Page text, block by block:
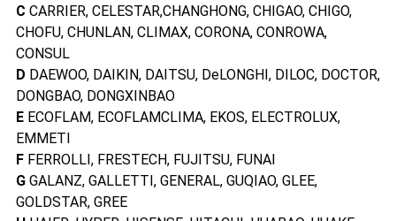
C CARRIER, CELESTAR,CHANGHONG, CHIGAO, CHIGO,
CHOFU, CHUNLAN, CLIMAX, CORONA, CONROWA,
CONSUL
D DAEWOO, DAIKIN, DAITSU, DeLONGHI, DILOC, DOCTOR,
DONGBAO, DONGXINBAO
E ECOFLAM, ECOFLAMCLIMA, EKOS, ELECTROLUX,
EMMETI
F FERROLLI, FRESTECH, FUJITSU, FUNAI
G GALANZ, GALLETTI, GENERAL, GUQIAO, GLEE,
GOLDSTAR, GREE